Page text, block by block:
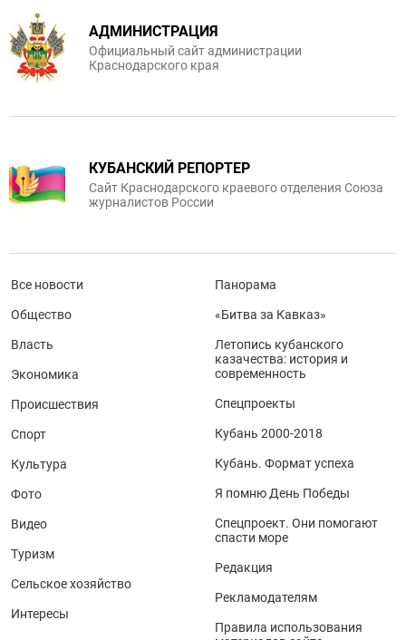
АДМИНИСТРАЦИЯ
Официальный сайт администрации
Краснодарского края
КУБАНСКИЙ РЕПОРТЕР
Сайт Краснодарского краевого отделения Союза
журналистов России
Все новости
Общество
Власть
Экономика
Происшествия
Спорт
Культура
Фото
Видео
Туризм
Сельское хозяйство
Интересы
Панорама
«Битва за Кавказ»
Летопись кубанского
казачества: история и
современность
Спецпроекты
Кубань 2000-2018
Кубань. Формат успеха
Я помню День Победы
Спецпроект. Они помогают
спасти море
Редакция
Рекламодателям
Правила использования